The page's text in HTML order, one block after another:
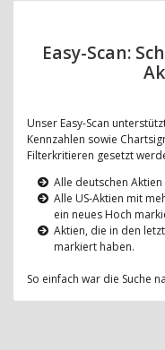
Easy-Scan:
Unser Easy-Scan
Kennzahlen sowie
Filterkritieren gesetzt
Alle deutschen
Alle US-Aktien mit
ein neues Hoch
Aktien, die in den
markiert haben.
So einfach war die Suche